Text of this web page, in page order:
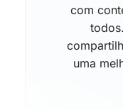
com
uma